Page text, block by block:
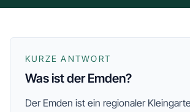
KURZE ANTWORT
Was ist der Emden?
Der Emden ist ein regionaler